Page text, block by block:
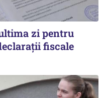
zi pentru
fiscale